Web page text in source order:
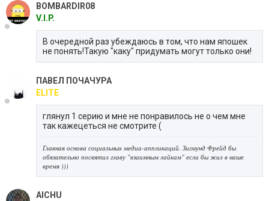
BOMBARDIR08
V.I.P.
В очередной раз убеждаюсь в том, что нам япошек
не понять!Такую "каку" придумать могут только они!
ПАВЕЛ ПОЧАЧУРА
ELITE
глянул 1 серию и мне не понравилось не о чем мне
так кажецеться не смотрите (
Главная основа социальных медиа-аппликаций. Зигмунд Фрейд бы
обязательно посвятил главу "взаимным лайкам" если бы жил в наше
время )))
AICHU